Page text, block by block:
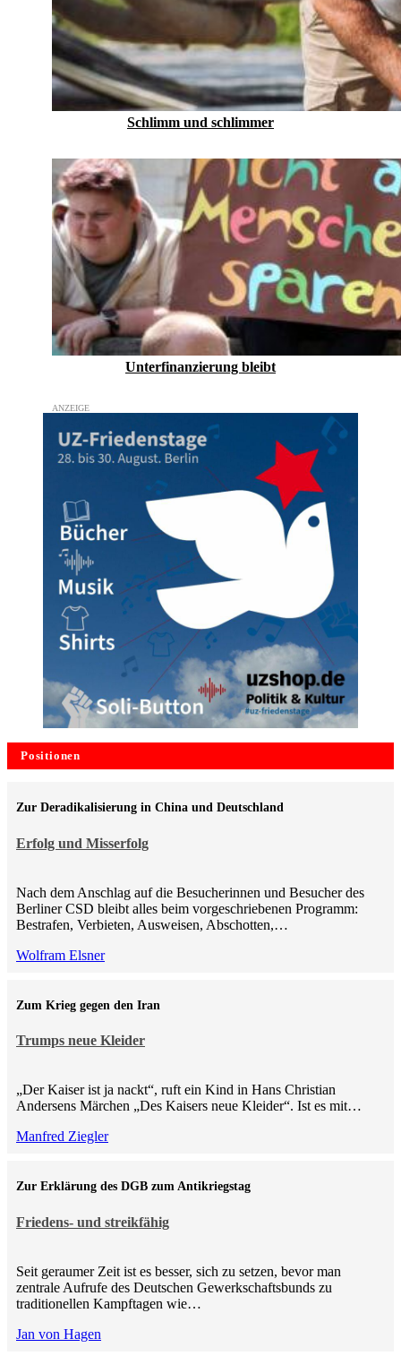
Schlimm und schlimmer
Unterfinanzierung bleibt
Positionen
Erfolg und Misserfolg
Zur Deradikalisierung in China und Deutschland
Nach dem Anschlag auf die Besucherinnen und Besucher des
Berliner CSD bleibt alles beim vorgeschriebenen Programm:
Bestrafen, Verbieten, Ausweisen, Abschotten,…
Wolfram Elsner
Trumps neue Kleider
Zum Krieg gegen den Iran
„Der Kaiser ist ja nackt“, ruft ein Kind in Hans Christian
Andersens Märchen „Des Kaisers neue Kleider“. Ist es mit…
Manfred Ziegler
Friedens- und streikfähig
Zur Erklärung des DGB zum Antikriegstag
Seit geraumer Zeit ist es besser, sich zu setzen, bevor man
zentrale Aufrufe des Deutschen Gewerkschaftsbunds zu
traditionellen Kampftagen wie…
Jan von Hagen